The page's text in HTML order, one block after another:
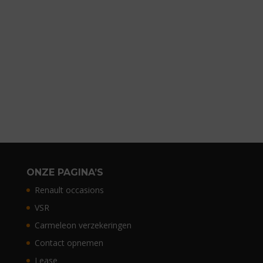
ONZE PAGINA’S
Renault occasions
VSR
Carmeleon verzekeringen
Contact opnemen
Lease